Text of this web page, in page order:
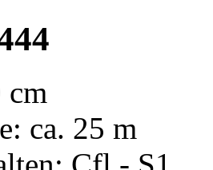
cm
ca. 25 m